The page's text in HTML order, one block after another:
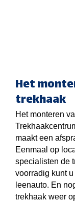
Het
trekhaak
Het monteren
maakt een
Eenmaal op
specialisten de
voorradig kunt
leenauto. En
trekhaak weer